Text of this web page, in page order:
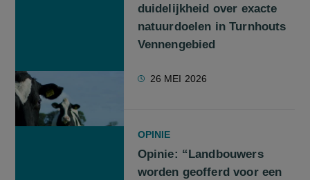
duidelijkheid over exacte
natuurdoelen in Turnhouts
Vennengebied
26 MEI 2026
OPINIE
Opinie: “Landbouwers
worden geofferd voor een